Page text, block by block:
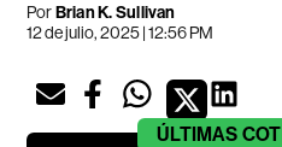
PorBrian K. Sullivan
12 de julio, 2025 | 12:56 PM
ÚLTIMAS